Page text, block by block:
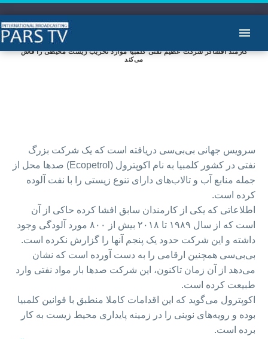
کارمند افشاگر شرکت عظیم نفتی کلمبیا موارد تخریب زیست محیطی را فاش
می‌کند
سرویس جهانی بی‌بی‌سی دریافته است که یک شرکت بزرگ
نفتی در کشور کلمبیا به نام اکوپترول (Ecopetrol) صدها محل از
جمله منابع آب و تالاب‌های دارای تنوع زیستی را با نفت آلوده
کرده است.
اطلاعاتی که یکی از کارمندان سابق افشا کرده حاکی از آن
است که از سال ۱۹۸۹ تا ۲۰۱۸ بیش از ۸۰۰ مورد آلودگی وجود
داشته و این شرکت حدود یک پنجم آنها را گزارش نکرده است.
بی‌بی‌سی همچنین ارقامی را به دست آورده است که نشان‌
می‌دهد از آن زمان تاکنون، این شرکت صدها بار مواد نفتی وارد
طبیعت کرده است.
اکوپترول می‌گوید که این اقدامات کاملا منطبق با قوانین کلمبیا
بوده و رویه‌های نوینی را در زمینه پایداری محیط زیست به کار
برده است.